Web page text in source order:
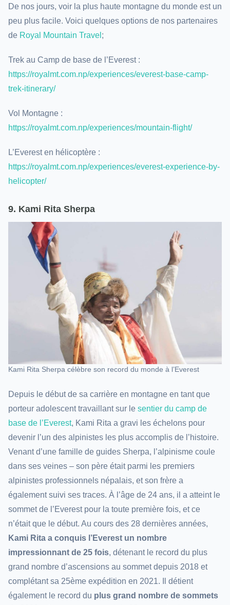
De nos jours, voir la plus haute montagne du monde est un
peu plus facile. Voici quelques options de nos partenaires
de Royal Mountain Travel ;
Trek au Camp de base de l’Everest :
https://royalmt.com.np/experiences/everest-base-camp-
trek-itinerary/
Vol Montagne :
https://royalmt.com.np/experiences/mountain-flight/
L’Everest en hélicoptère :
https://royalmt.com.np/experiences/everest-experience-by-
helicopter/
9. Kami Rita Sherpa
Kami Rita Sherpa célèbre son record du monde à l’Everest
Depuis le début de sa carrière en montagne en tant que
porteur adolescent travaillant sur le sentier du camp de
base de l’Everest, Kami Rita a gravi les échelons pour
devenir l’un des alpinistes les plus accomplis de l’histoire.
Venant d’une famille de guides Sherpa, l’alpinisme coule
dans ses veines – son père était parmi les premiers
alpinistes professionnels népalais, et son frère a
également suivi ses traces. À l’âge de 24 ans, il a atteint le
sommet de l’Everest pour la toute première fois, et ce
n’était que le début. Au cours des 28 dernières années,
Kami Rita a conquis l’Everest un nombre
impressionnant de 25 fois, détenant le record du plus
grand nombre d’ascensions au sommet depuis 2018 et
complétant sa 25ème expédition en 2021. Il détient
également le record du plus grand nombre de sommets